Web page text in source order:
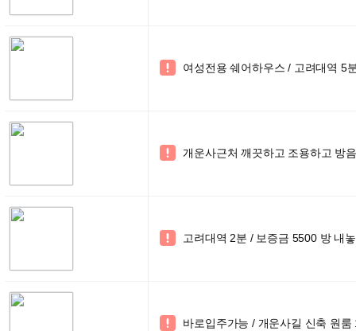
 여성전용 쉐어하우스 / 고려대역 5
 개운사근처 깨끗하고 조용하고 방
 고려대역 2분 / 보증금 5500 방 내
 바로입주가능 / 개운사길 신축 원